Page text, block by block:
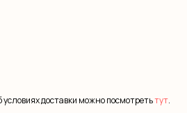
доставки можно посмотретьтут.